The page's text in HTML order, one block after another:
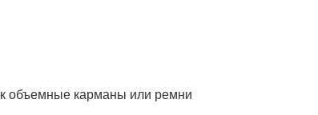
объемные карманы или ремни